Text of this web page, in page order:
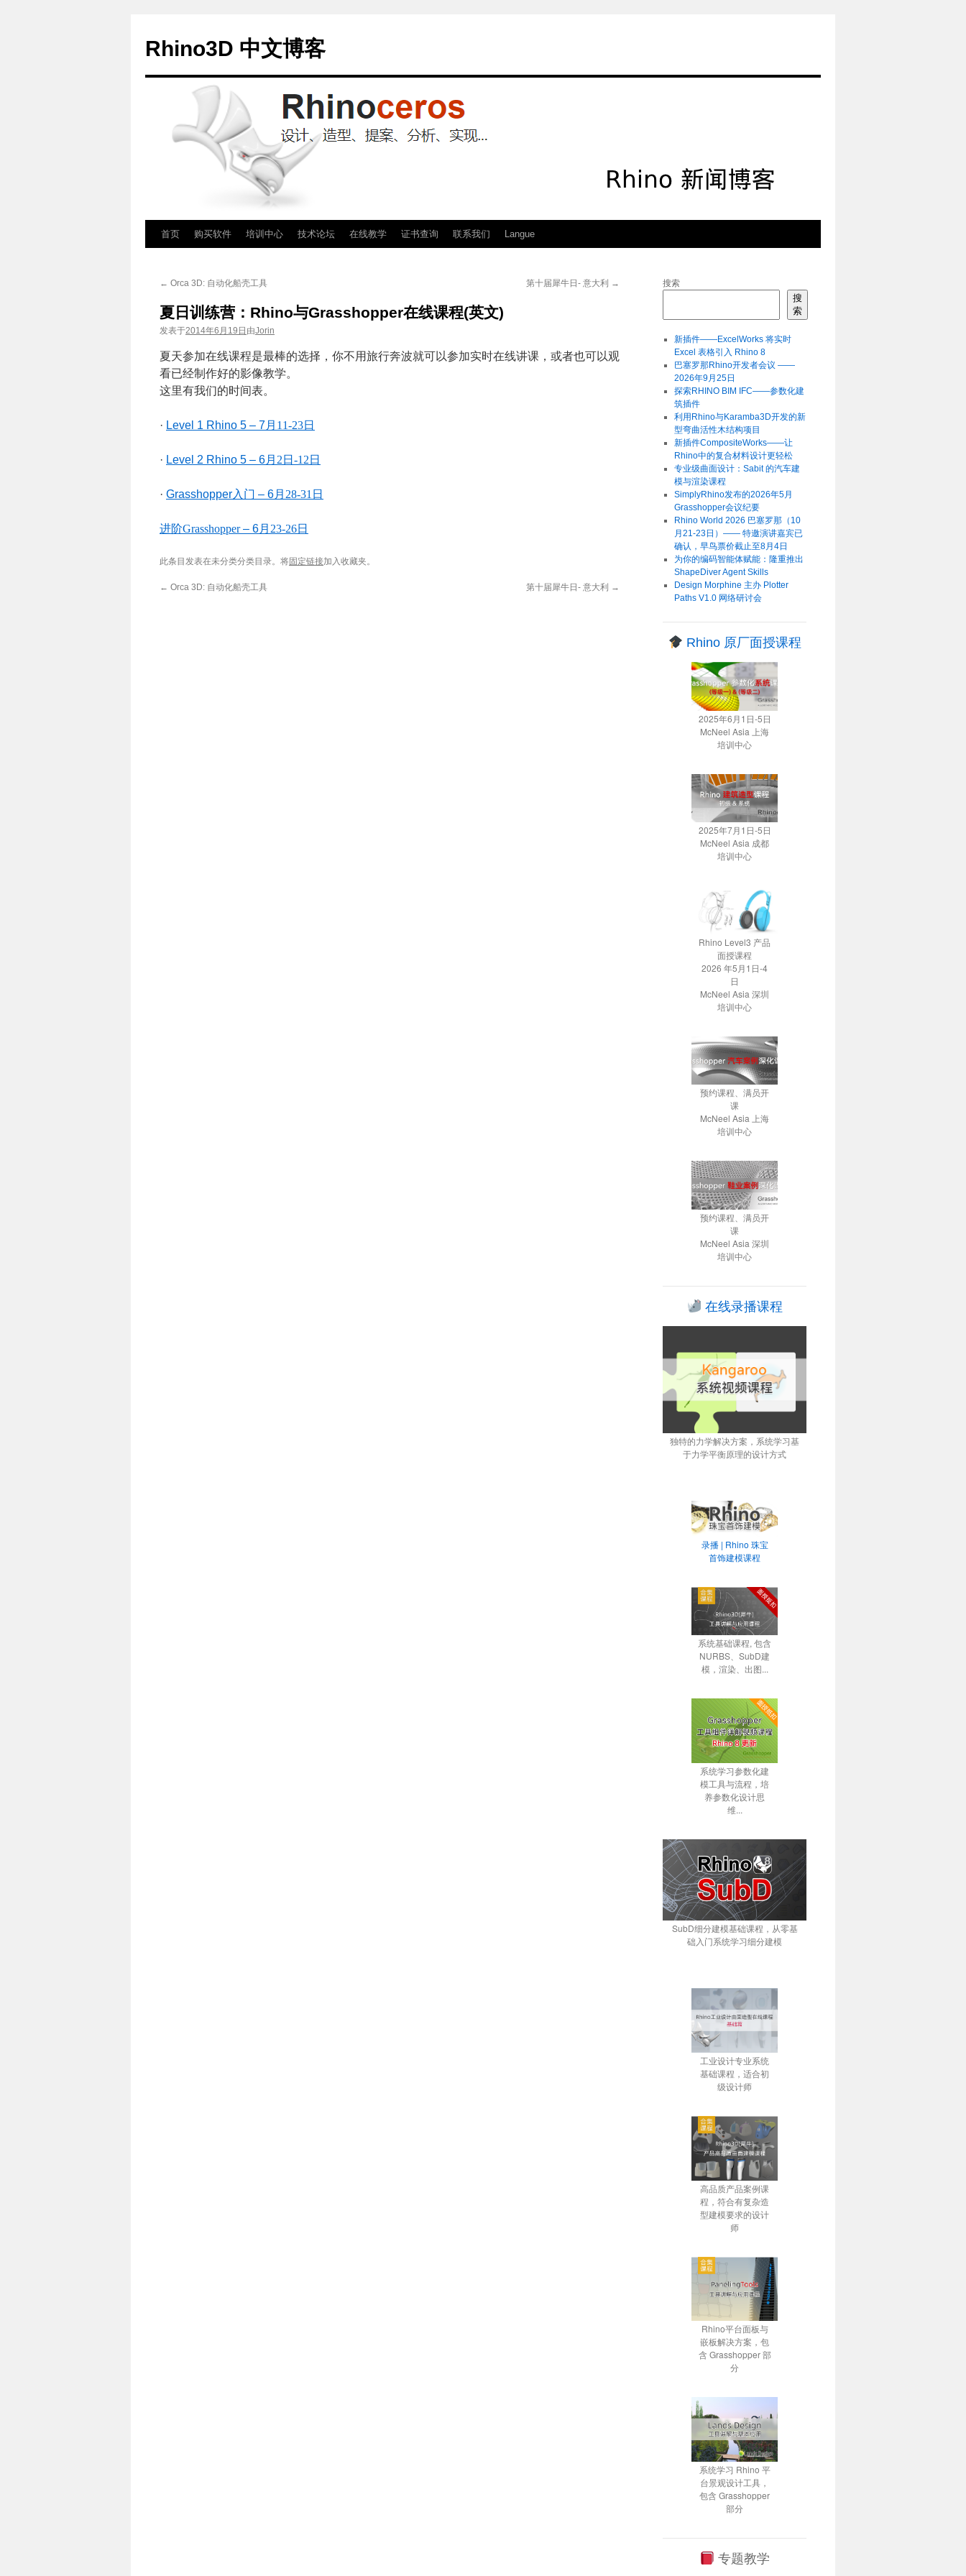
Rhino3D 中文博客
文
首页 购买软件 培训中心 技术论坛 在线教学 证书查询 联系我们 Langue
← Orca 3D: 自动化船壳工具 第十届犀牛日- 意大利 →
夏日训练营：Rhino与Grasshopper在线课程(英文)
发表于2014年6月19日 由Jorin
夏天参加在线课程是最棒的选择，你不用旅行奔波就可以参加实时在线讲课，或者也可以观
看已经制作好的影像教学。
这里有我们的时间表。
· Level 1 Rhino 5 – 7月 11-23日
· Level 2 Rhino 5 – 6月 2 日 -12 日
· Grasshopper入门 – 6月 28-31 日
进阶Grasshopper– 6月 23-26日
此条目发表在未分类分类目录。将固定链接加入收藏夹。
← Orca 3D: 自动化船壳工具 第十届犀牛日- 意大利 →
搜索
搜
索
新插件——ExcelWorks 将实时
Excel 表格引入 Rhino 8
巴塞罗那Rhino开发者会议 ——
2026年9月25日
探索RHINO BIM IFC——参数化建
筑插件
利用Rhino与Karamba3D开发的新
型弯曲活性木结构项目
新插件CompositeWorks——让
Rhino中的复合材料设计更轻松
专业级曲面设计：Sabit 的汽车建
模与渲染课程
SimplyRhino发布的2026年5月
Grasshopper会议纪要
Rhino World 2026 巴塞罗那（10
月21-23日）—— 特邀演讲嘉宾已
确认，早鸟票价截止至8月4日
为你的编码智能体赋能：隆重推出
ShapeDiver Agent Skills
Design Morphine 主办 Plotter
Paths V1.0 网络研讨会
Rhino 原厂面授课程
2025年6月1日-5日
McNeel Asia 上海
培训中心
2025年7月1日-5日
McNeel Asia 成都
培训中心
Rhino Level3 产品
面授课程
2026 年5月1日-4
日
McNeel Asia 深圳
培训中心
预约课程、满员开
课
McNeel Asia 上海
培训中心
预约课程、满员开
课
McNeel Asia 深圳
培训中心
在线录播课程
独特的力学解决方案，系统学习基
于力学平衡原理的设计方式
录播 | Rhino 珠宝
首饰建模课程
系统基础课程, 包含
NURBS、SubD建
模，渲染、出图...
系统学习参数化建
模工具与流程，培
养参数化设计思
维...
SubD细分建模基础课程，从零基
础入门系统学习细分建模
工业设计专业系统
基础课程，适合初
级设计师
高品质产品案例课
程，符合有复杂造
型建模要求的设计
师
Rhino平台面板与
嵌板解决方案，包
含 Grasshopper 部
分
系统学习 Rhino 平
台景观设计工具，
包含 Grasshopper
部分
专题教学